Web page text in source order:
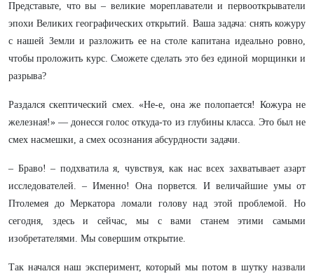
Представьте, что вы – великие мореплаватели и первооткрыватели
эпохи Великих географических открытий. Ваша задача: снять кожуру
с нашей Земли и разложить ее на столе капитана идеально ровно,
чтобы проложить курс. Сможете сделать это без единой морщинки и
разрыва?
Раздался скептический смех. «Не-е, она же полопается! Кожура не
железная!» — донесся голос откуда-то из глубины класса. Это был не
смех насмешки, а смех осознания абсурдности задачи.
– Браво! – подхватила я, чувствуя, как нас всех захватывает азарт
исследователей. – Именно! Она порвется. И величайшие умы от
Птолемея до Меркатора ломали голову над этой проблемой. Но
сегодня, здесь и сейчас, мы с вами станем этими самыми
изобретателями. Мы совершим открытие.
Так начался наш эксперимент, который мы потом в шутку назвали